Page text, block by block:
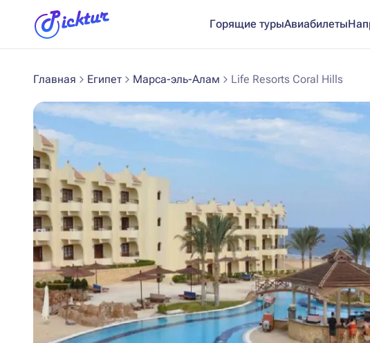
Горящие турыАвиабилеты
Главная Египет Марса-эль-Алам Life Resorts Coral Hills